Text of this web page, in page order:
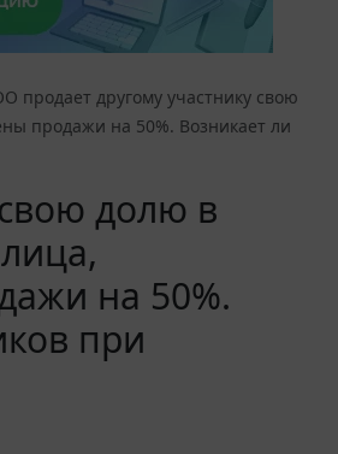
продает другому участнику свою
продажи на 50%. Возникает ли
долю в
на 50%.
при